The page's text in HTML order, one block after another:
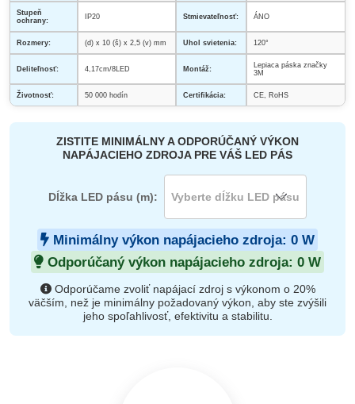
Stupeň
ochrany:
IP20 Stmievateľnosť: ÁNO
Rozmery: (d) x 10 (š) x 2,5 (v) mm Uhol svietenia: 120°
Deliteľnosť: 4,17cm/8LED Montáž:
Lepiaca páska značky
3M
Životnosť: 50 000 hodín Certifikácia: CE, RoHS
ZISTITE MINIMÁLNY A ODPORÚČANÝ VÝKON
NAPÁJACIEHO ZDROJA PRE VÁŠ LED PÁS
Dĺžka LED pásu (m):
Minimálny výkon napájacieho zdroja: 0 W
Odporúčaný výkon napájacieho zdroja: 0 W
Odporúčame zvoliť napájací zdroj s výkonom o 20%
väčším, než je minimálny požadovaný výkon, aby ste zvýšili
jeho spoľahlivosť, efektivitu a stabilitu.